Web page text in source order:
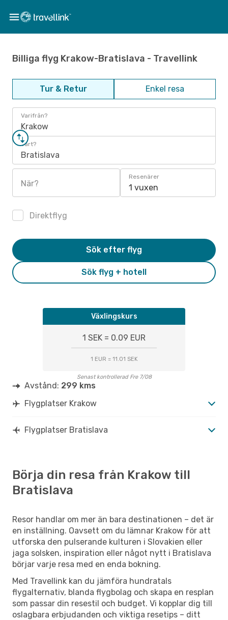
Billiga flyg Krakow-Bratislava - Travellink
Tur & Retur Enkel resa
Varifrån?
Krakow
Vart?
Bratislava
När?
Resenärer
1 vuxen
Direktflyg
Sök flyg + hotell
Sök efter flyg
Växlingskurs
1 SEK = 0.09 EUR
1 EUR = 11.01 SEK
Senast kontrollerad Fre 7/08
Avstånd: 299 kms
Flygplatser Krakow
Flygplatser Bratislava
Börja din resa från Krakow till
Bratislava
Resor handlar om mer än bara destinationen – det är
en inställning. Oavsett om du lämnar Krakow för att
utforska den pulserande kulturen i Slovakien eller
jaga solsken, inspiration eller något nytt i Bratislava
börjar varje resa med en enda bokning.
Med Travellink kan du jämföra hundratals
flygalternativ, blanda flygbolag och skapa en resplan
som passar din resestil och budget. Vi kopplar dig till
oslagbara erbjudanden och viktiga resetips – ditt